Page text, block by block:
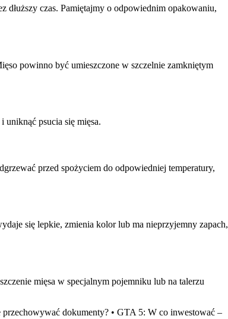
czas. Pamiętajmy o odpowiednim opakowaniu,
powinno być umieszczone w szczelnie zamkniętym
uniknąć psucia się mięsa.
przed spożyciem do odpowiedniej temperatury,
się lepkie, zmienia kolor lub ma nieprzyjemny zapach,
mięsa w specjalnym pojemniku lub na talerzu
przechowywać dokumenty? • GTA 5: W co inwestować –